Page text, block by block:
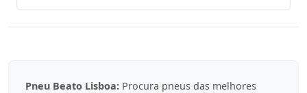
Pneu Beato Lisboa: Procura pneus das melhores